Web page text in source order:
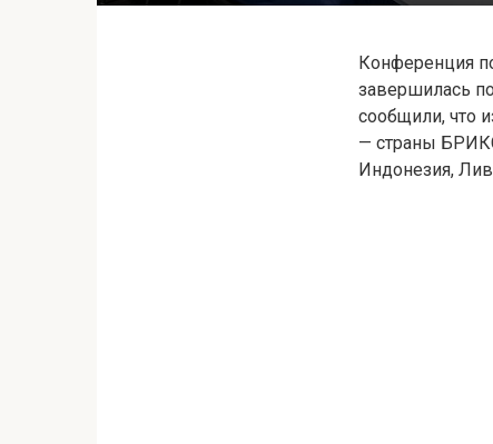
Конференция
завершилась
сообщили, что
— страны
Индонезия,